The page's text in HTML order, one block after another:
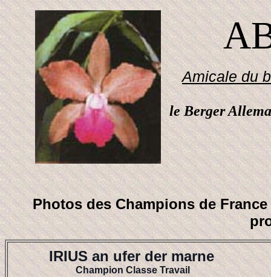
Amicale du
le Berger
Photos des Champions de
IRIUS an ufer der marne
Champion Classe Travail